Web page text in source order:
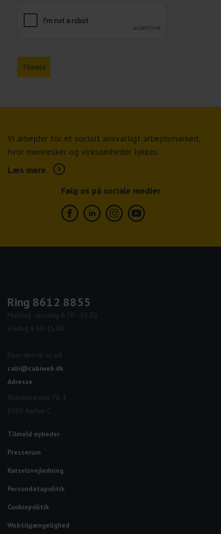
Tilmeld
Vi arbejder for et socialt ansvarligt arbejdsmarked,
hvor mennesker og virksomheder lykkes.
Læs mere
Følg os på sociale medier
Ring 8612 8855
Mandag - torsdag 8.30 - 15.30
Fredag 8.30-15.00
Eller skriv til os på:
cabi@cabiweb.dk
Adresse
Åboulevarden 70, 3
8000 Aarhus C
Tilmeld nyheder
Presserum
Kørselsvejledning
Persondatapolitik
Cookiepolitik
Webtilgængelighed